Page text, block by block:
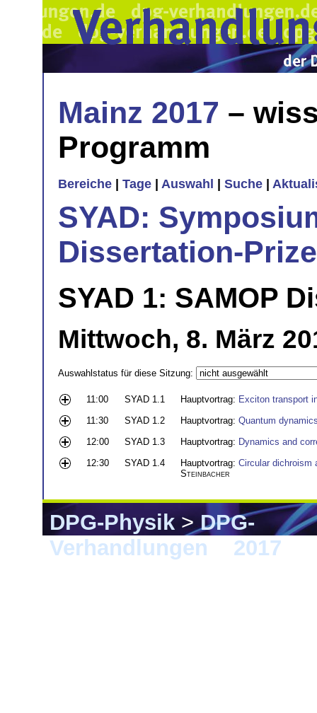
Mainz 2017 –
Programm
Bereiche Tage Auswahl Suche
SYAD:
Dissertation-
SYAD 1: SAMOP
Mittwoch, 8. März
Auswahlstatus für diese Sitzung:
11:00 SYAD 1.1 Hauptvortrag: Exciton transport
11:30
SYAD 1.2 Hauptvortrag: Quantum
12:00
SYAD 1.3 Hauptvortrag: Dynamics and
12:30
SYAD 1.4 Hauptvortrag: Circular dichroism
Steinbacher
DPG-Physik>DPG-
Verhandlungen
2017